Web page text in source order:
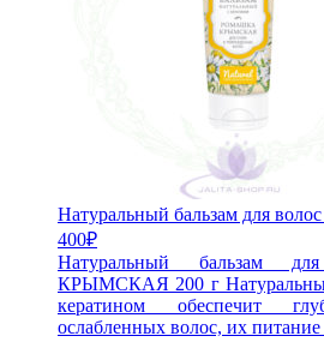
Натуральный бальзам для
400₽
Натуральный бальзам
КРЫМСКАЯ 200 г
кератином обеспечит
ослабленных волос, их питание